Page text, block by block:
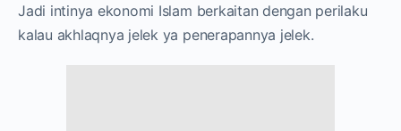
Jadi intinya ekonomi Islam berkaitan dengan perilaku
kalau akhlaqnya jelek ya penerapannya jelek.